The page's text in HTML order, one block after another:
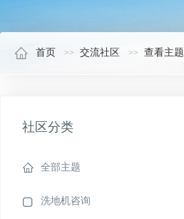
首页 交流社区 查看主题
社区分类
全部主题
洗地机咨询